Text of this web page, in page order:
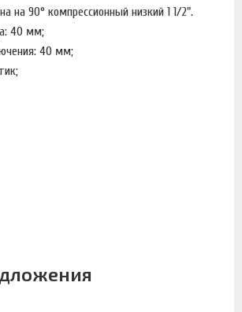
на 90° компрессионный низкий 1 1/2".
40 мм;
40 мм;